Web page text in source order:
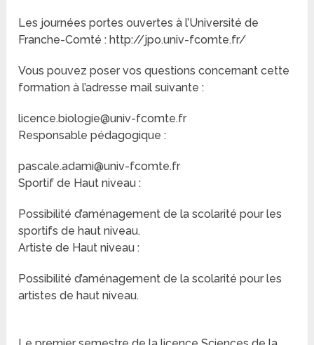
Les journées portes ouvertes à l’Université de
Franche-Comté : http://jpo.univ-fcomte.fr/
Vous pouvez poser vos questions concernant cette
formation à l’adresse mail suivante :
licence.biologie@univ-fcomte.fr
Responsable pédagogique :
pascale.adami@univ-fcomte.fr
Sportif de Haut niveau :
Possibilité d’aménagement de la scolarité pour les
sportifs de haut niveau.
Artiste de Haut niveau :
Possibilité d’aménagement de la scolarité pour les
artistes de haut niveau.